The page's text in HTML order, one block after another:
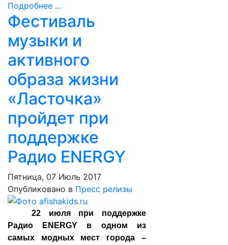
Подробнее ...
Фестиваль
музыки и
активного
образа жизни
«Ласточка»
пройдет при
поддержке
Радио ENERGY
Пятница, 07 Июль 2017
Опубликовано в Пресс релизы
22 июля при поддержке
Радио ENERGY в одном из
самых модных мест города –